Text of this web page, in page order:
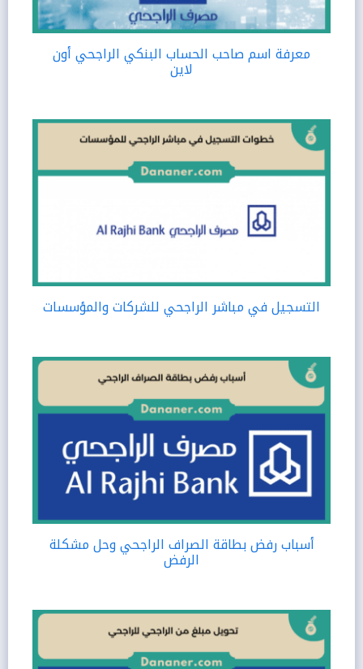
معرفة اسم صاحب الحساب البنكي الراجحي أون
لاين
التسجيل في مباشر الراجحي للشركات والمؤسسات
أسباب رفض بطاقة الصراف الراجحي وحل مشكلة
الرفض